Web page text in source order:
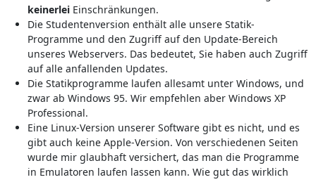
keinerleiEinschränkungen.
Die Studentenversion enthält alle unsere Statik-
Programme und den Zugriff auf den Update-Bereich
unseres Webservers. Das bedeutet, Sie haben auch Zugriff
auf alle anfallenden Updates.
Die Statikprogramme laufen allesamt unter Windows, und
zwar ab Windows 95. Wir empfehlen aber Windows XP
Professional.
Eine Linux-Version unserer Software gibt es nicht, und es
gibt auch keine Apple-Version. Von verschiedenen Seiten
wurde mir glaubhaft versichert, das man die Programme
in Emulatoren laufen lassen kann. Wie gut das wirklich